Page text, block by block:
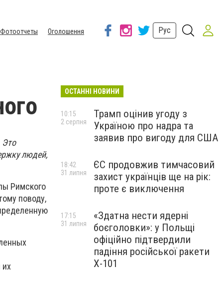
Фотоотчеты
Оголошення
Рус
Это
людей,
Римского
поводу,
их
ОСТАННІ НОВИНИ
Трамп оцінив угоду з
Україною про надра та
заявив про вигоду для США
10:15
2 серпня
ЄС продовжив тимчасовий
захист українців ще на рік:
проте є виключення
18:42
31 липня
«Здатна нести ядерні
боєголовки»: у Польщі
офіційно підтвердили
падіння російської ракети
Х-101
17:15
31 липня